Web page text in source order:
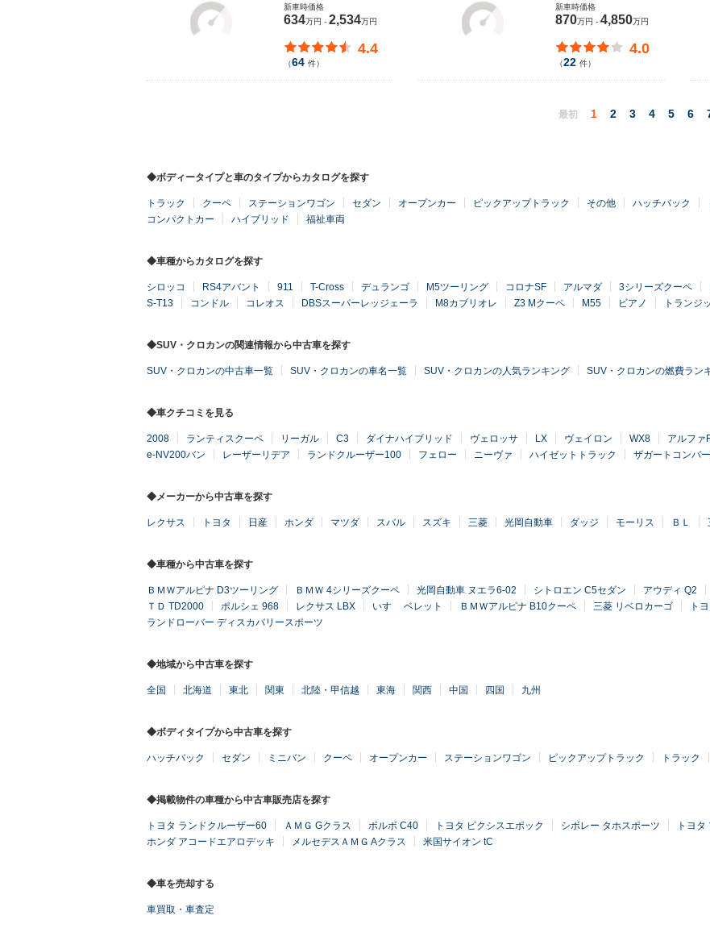
新車時価格
634万円 - 2,534万円
4.4
（64 件）
新車時価格
870万円 - 4,850万円
4.0
（22 件）
最初 1 2 3 4 5 6
◆ボディータイプと車のタイプからカタログを探す
トラック クーペ ステーションワゴン セダン オープンカー ピックアップトラック その他 ハッチバック
コンパクトカー
ハイブリッド 福祉車両
◆車種からカタログを探す
シロッコ RS4アバント 911 T-Cross デュランゴ M5ツーリング コロナSF アルマダ 3シリーズクーペ
S-T13
コンドル コレオス DBSスーパーレッジェーラ M8カブリオレ Z3 Mクーペ M55 ビアノ トランジ
◆SUV・クロカンの関連情報から中古車を探す
SUV・クロカンの中古車一覧 SUV・クロカンの車名一覧 SUV・クロカンの人気ランキング SUV・クロカンの燃費ラン
◆車クチコミを見る
2008 ランティスクーペ リーガル C3 ダイナハイブリッド ヴェロッサ LX ヴェイロン WX8 アルファ
e-NV200バン
レーザーリデア ランドクルーザー100 フェロー ニーヴァ ハイゼットトラック ザガートコンバ
◆メーカーから中古車を探す
レクサス トヨタ 日産 ホンダ マツダ スバル スズキ 三菱 光岡自動車 ダッジ モーリス ＢＬ
◆車種から中古車を探す
ＢＭＷアルピナ D3ツーリング ＢＭＷ 4シリーズクーペ 光岡自動車 ヌエラ6-02 シトロエン C5セダン アウディ Q2
ＴＤ TD2000
ポルシェ 968 レクサス LBX いすゞ ベレット ＢＭＷアルピナ B10クーペ 三菱 リベロカーゴ
ト
ランドローバー ディスカバリースポーツ
◆地域から中古車を探す
全国 北海道 東北 関東 北陸・甲信越 東海 関西 中国 四国 九州
◆ボディタイプから中古車を探す
ハッチバック セダン ミニバン クーペ オープンカー ステーションワゴン ピックアップトラック トラック
◆掲載物件の車種から中古車販売店を探す
トヨタ ランドクルーザー60 ＡＭＧ Gクラス ボルボ C40 トヨタ ピクシスエポック シボレー タホスポーツ トヨタ
ホンダ アコードエアロデッキ
メルセデスＡＭＧ Aクラス 米国サイオン tC
◆車を売却する
車買取・車査定